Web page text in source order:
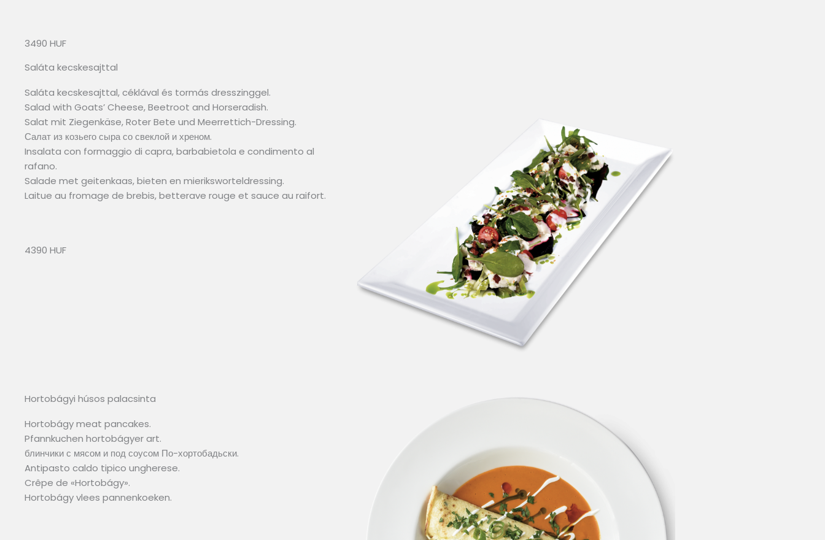
3490 HUF
Saláta kecskesajttal
Saláta kecskesajttal, céklával és tormás dresszinggel.
Salad with Goats’ Cheese, Beetroot and Horseradish.
Salat mit Ziegenkäse, Roter Bete und Meerrettich-Dressing.
Салат из козьего сыра со свеклой и хреном.
Insalata con formaggio di capra, barbabietola e condimento al
rafano.
Salade met geitenkaas, bieten en mieriksworteldressing.
Laitue au fromage de brebis, betterave rouge et sauce au raifort.
4390 HUF
Hortobágyi húsos palacsinta
Hortobágy meat pancakes.
Pfannkuchen hortobágyer art.
блинчики с мясом и под соусом По-хортобадьски.
Antipasto caldo tipico ungherese.
Crêpe de «Hortobágy».
Hortobágy vlees pannenkoeken.